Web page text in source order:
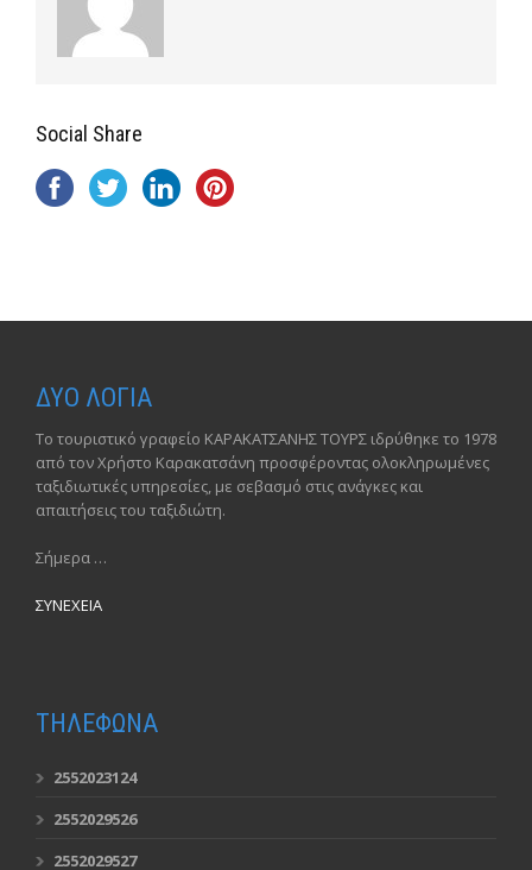
Social Share
ΔΥΟ ΛΟΓΙΑ
Το τουριστικό γραφείο ΚΑΡΑΚΑΤΣΑΝΗΣ ΤΟΥΡΣ ιδρύθηκε το 1978
από τον Χρήστο Καρακατσάνη προσφέροντας ολοκληρωμένες
ταξιδιωτικές υπηρεσίες, με σεβασμό στις ανάγκες και
απαιτήσεις του ταξιδιώτη.
Σήμερα …
ΣΥΝΕΧΕΙΑ
ΤΗΛΕΦΩΝΑ
2552023124
2552029526
2552029527